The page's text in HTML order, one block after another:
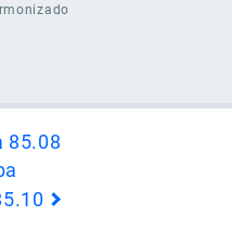
85.08